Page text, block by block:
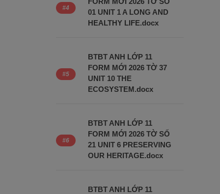
01 UNIT 1 A LONG AND
HEALTHY LIFE.docx
BTBT ANH LỚP 11
FORM MỚI 2026 TỜ 37
UNIT 10 THE
ECOSYSTEM.docx
BTBT ANH LỚP 11
FORM MỚI 2026 TỜ SỐ
21 UNIT 6 PRESERVING
OUR HERITAGE.docx
BTBT ANH LỚP 11